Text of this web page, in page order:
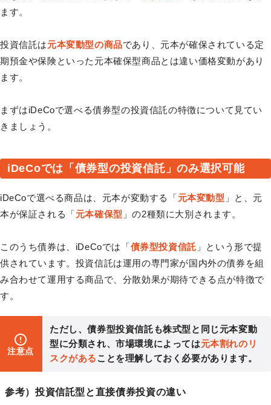
ます。
投資信託は元本変動型の商品であり、元本が確保されている定
期預金や保険といった元本確保型商品とは違い価格変動があり
ます。
まずはiDeCoで選べる債券型の投資信託の特徴について見てい
きましょう。
iDeCoでは「債券型の投資信託」のみ選択可能
iDeCoで選べる商品は、元本が変動する「元本変動型 」と、元
本が保証される「元本確保型 」の2種類に大別されます。
このうち債券は、iDeCoでは「債券型投資信託 」という形で提
供されています。投資信託は運用の専門家が国内外の債券を組
み合わせて運用する商品で、分散効果が期待できる点が特徴で
す。
注意点
ただし、債券型投資信託も株式型と同じ元本変動
型に分類され、市場環境によっては元本割れのリ
スクがあることを理解しておく必要があります。
参考）投資信託型と直接債券投資の違い